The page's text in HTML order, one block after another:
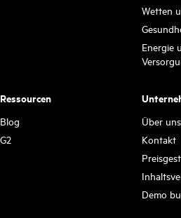
Wetten
Energie
Ressourcen
Blog
G2
Über uns
Kontakt
Demo